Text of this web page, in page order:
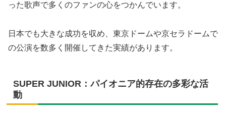
った歌声で多くのファンの心をつかんでいます。
日本でも大きな成功を収め、東京ドームや京セラドームで
の公演を数多く開催してきた実績があります。
SUPER JUNIOR：パイオニア的存在の多彩な活
動